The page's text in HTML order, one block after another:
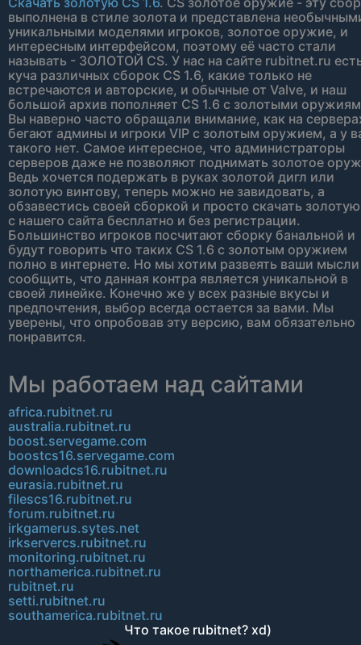
выполнена в стиле золота и представлена
уникальными моделями игроков, золотое оружие, и
интересным интерфейсом, поэтому её часто стали
называть - ЗОЛОТОЙ CS. У нас на сайте rubitnet.ru
куча различных сборок CS 1.6, какие только не
встречаются и авторские, и обычные от Valve, и наш
большой архив пополняет CS 1.6 с золотыми
Вы наверно часто обращали внимание, как на
бегают админы и игроки VIP с золотым оружием, а у
такого нет. Самое интересное, что администраторы
серверов даже не позволяют поднимать золотое
Ведь хочется подержать в руках золотой дигл или
золотую винтову, теперь можно не завидовать, а
обзавестись своей сборкой и просто скачать
с нашего сайта бесплатно и без регистрации.
Большинство игроков посчитают сборку банальной и
будут говорить что таких CS 1.6 с золотым оружием
полно в интернете. Но мы хотим развеять ваши
сообщить, что данная контра является уникальной в
своей линейке. Конечно же у всех разные вкусы и
предпочтения, выбор всегда остается за вами. Мы
уверены, что опробовав эту версию, вам обязательно
понравится.
Мы работаем над сайтами
africa.rubitnet.ru
australia.rubitnet.ru
boost.servegame.com
boostcs16.servegame.com
downloadcs16.rubitnet.ru
eurasia.rubitnet.ru
filescs16.rubitnet.ru
forum.rubitnet.ru
irkgamerus.sytes.net
irkservercs.rubitnet.ru
monitoring.rubitnet.ru
northamerica.rubitnet.ru
rubitnet.ru
setti.rubitnet.ru
southamerica.rubitnet.ru
Что такое rubitnet? xd)